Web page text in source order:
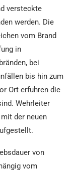
versteckte
werden. Die
vom Brand
in
bei
bis hin zum
Ort erfuhren die
Wehrleiter
der neuen
von
vom